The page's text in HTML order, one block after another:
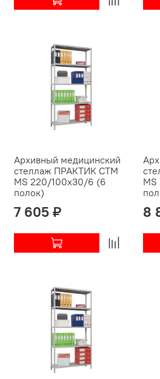
Архивный медицинский
стеллаж ПРАКТИК СТМ
MS 220/100х30/6 (6
полок)
7 605 ₽ 8